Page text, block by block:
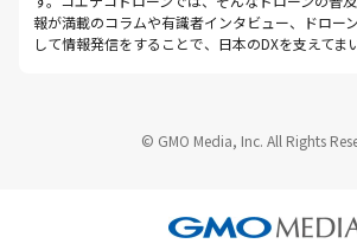
報が満載のコラムや有識者インタビュー、ドロー
して情報発信をすることで、日本のDXを支えてま
© GMO Media, Inc. All Rights